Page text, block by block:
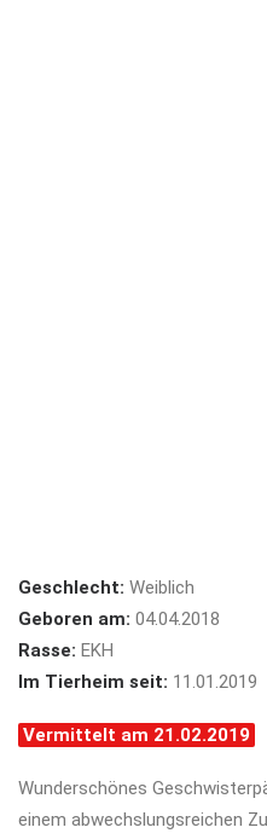
Geschlecht: Weiblich
Geboren am: 04.04.2018
Rasse: EKH
Im Tierheim seit: 11.01.2019
Vermittelt am 21.02.2019
Wunderschönes
einem abwechslungsreichen